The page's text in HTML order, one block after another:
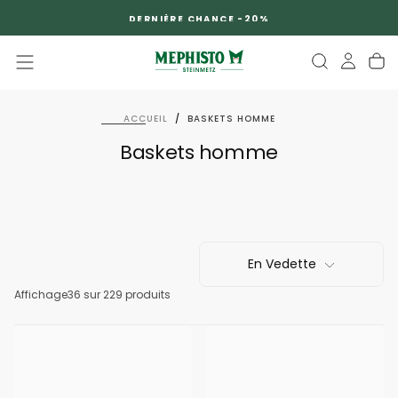
DERNIÈRE CHANCE -20%
ACCUEIL / BASKETS HOMME
Baskets homme
En Vedette
Affichage36 sur 229 produits